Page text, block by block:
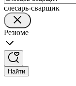
слесарь-сварщик
Резюме
Найти